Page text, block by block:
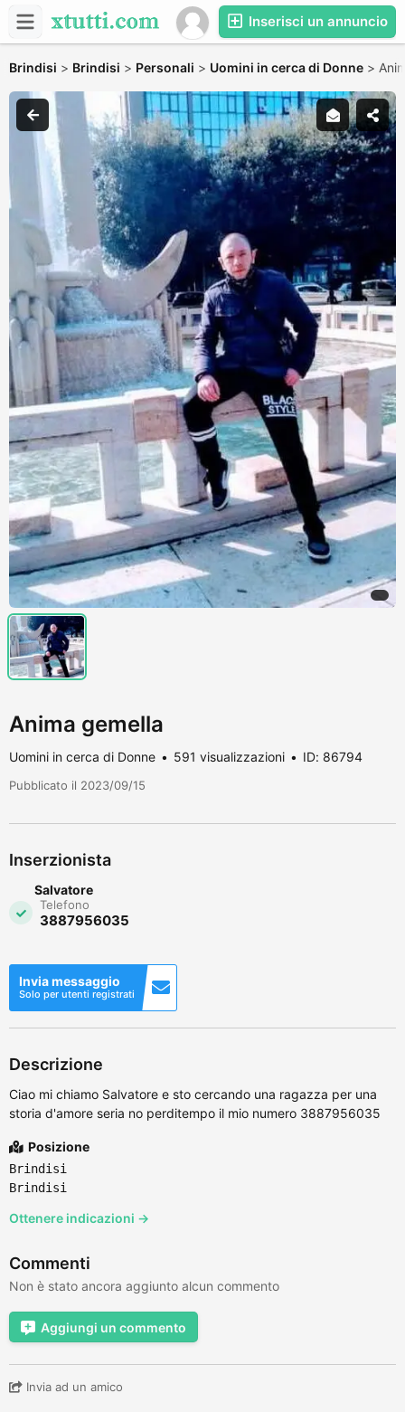
Inserisci un annuncio
Brindisi > Brindisi > Personali > Uomini in cerca di Donne >
Anima gemella
Uomini in cerca di Donne 591 visualizzazioni ID: 86794
Pubblicato il 2023/09/15
Inserzionista
Salvatore
Telefono
3887956035
Invia messaggio
Solo per utenti registrati
Descrizione
Ciao mi chiamo Salvatore e sto cercando una ragazza per una
storia d'amore seria no perditempo il mio numero 3887956035
Posizione
Brindisi
Brindisi
Ottenere indicazioni →
Commenti
Non è stato ancora aggiunto alcun commento
Aggiungi un commento
Invia ad un amico